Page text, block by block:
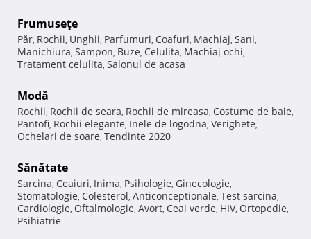
Frumuseţe
Păr, Rochii, Unghii, Parfumuri, Coafuri, Machiaj, Sani,
Manichiura, Sampon, Buze, Celulita, Machiaj ochi,
Tratament celulita, Salonul de acasa
Modă
Rochii, Rochii de seara, Rochii de mireasa, Costume de baie,
Pantofi, Rochii elegante, Inele de logodna, Verighete,
Ochelari de soare, Tendinte 2020
Sănătate
Sarcina, Ceaiuri, Inima, Psihologie, Ginecologie,
Stomatologie, Colesterol, Anticonceptionale, Test sarcina,
Cardiologie, Oftalmologie, Avort, Ceai verde, HIV, Ortopedie,
Psihiatrie